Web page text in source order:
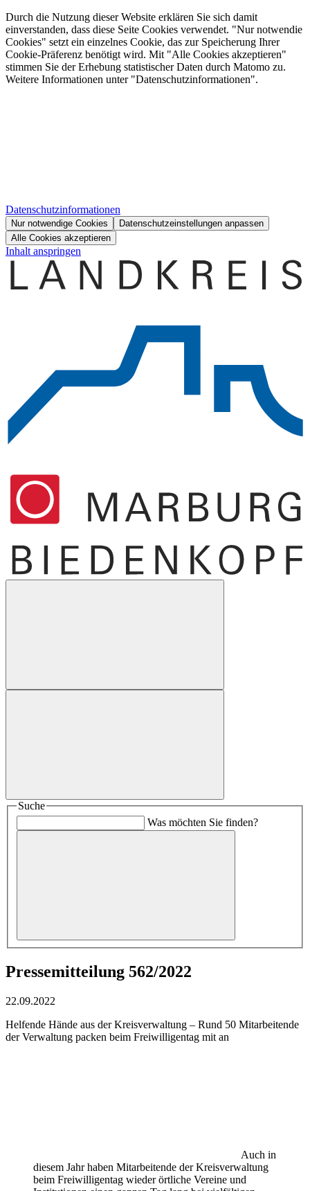
Durch die Nutzung dieser Website erklären Sie sich damit
einverstanden, dass diese Seite Cookies verwendet. "Nur notwendie
Cookies" setzt ein einzelnes Cookie, das zur Speicherung Ihrer
Cookie-Präferenz benötigt wird. Mit "Alle Cookies akzeptieren"
stimmen Sie der Erhebung statistischer Daten durch Matomo zu.
Weitere Informationen unter "Datenschutzinformationen".
Datenschutzinformationen
Nur notwendige Cookies
Datenschutzeinstellungen anpassen
Alle Cookies akzeptieren
Inhalt anspringen
Suche
Was möchten Sie finden?
Pressemitteilung 562/2022
22.09.2022
Helfende Hände aus der Kreisverwaltung – Rund 50 Mitarbeitende
der Verwaltung packen beim Freiwilligentag mit an
Auch in
diesem Jahr haben Mitarbeitende der Kreisverwaltung
beim Freiwilligentag wieder örtliche Vereine und